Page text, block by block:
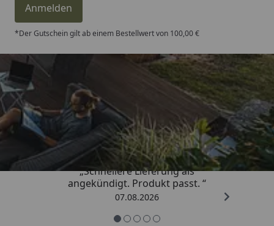
Anmelden
*Der Gutschein gilt ab einem Bestellwert von 100,00 €
Trusted Shops
4,81/ 5
„Schnellere Lieferung als
angekündigt. Produkt passt. “
07.08.2026